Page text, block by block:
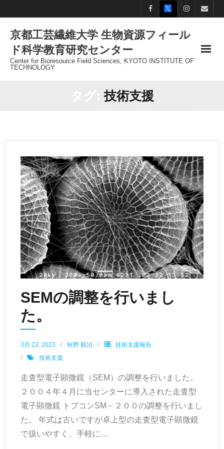
to
content
京都工芸繊維大学 生物資源フィール
ド科学教育研究センター
Center for Bioresource Field Sciences, KYOTO INSTITUTE OF
TECHNOLOGY
タグ:技術支援
SEMの調整を行いまし
た。
3月 23, 2023 秋野 順治
技術支援報告
技術支援
走査型電子顕微鏡（SEM）の調整を行いました。
２００４年４月に当センターに導入された走査型
電子顕微鏡 トプコンSM－２００の調整を行いまし
た。 年式は古いですが卓上型の走査型電子顕微鏡
で扱いやすく、手軽に …